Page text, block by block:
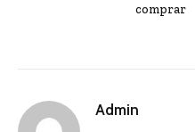
comprar
Admin